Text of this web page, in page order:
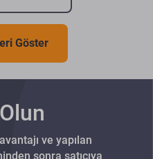
Göster
ve yapılan
sonra satıcıya